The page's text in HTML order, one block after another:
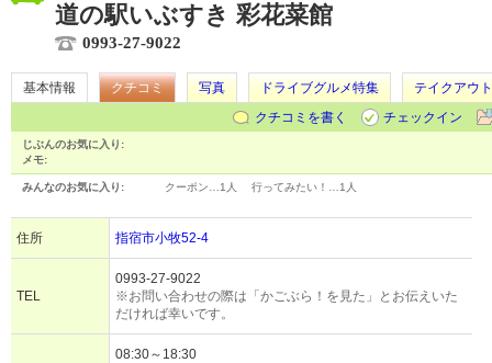
道の駅いぶすき 彩花菜館
0993-27-9022
基本情報 クチコミ 写真 ドライブグルメ特集
テイクアウ
クチコミを書く
チェックイン
じぶんのお気に入り:
メモ:
みんなのお気に入り: クーポン… 1人 行ってみたい！… 1人
住所 指宿市小牧52-4
TEL
0993-27-9022
※お問い合わせの際は「かごぶら！を見た」とお伝えいた
だければ幸いです。
08:30～18:30